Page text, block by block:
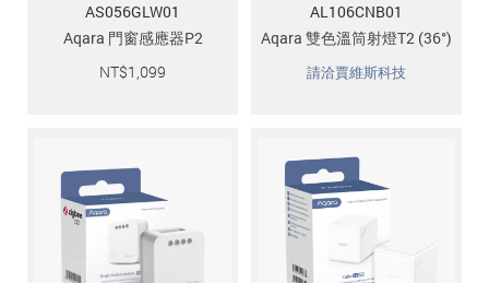
AS056GLW01
Aqara 門窗感應器P2
NT$1,099
AL106CNB01
Aqara 雙色溫筒射燈T2 (36°)
請洽賈維斯科技
加入 JARVIS VIP